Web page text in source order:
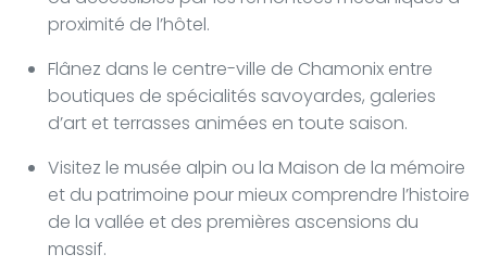
proximité de l’hôtel.
Flânez dans le centre-ville de Chamonix entre
boutiques de spécialités savoyardes, galeries
d’art et terrasses animées en toute saison.
Visitez le musée alpin ou la Maison de la mémoire
et du patrimoine pour mieux comprendre l’histoire
de la vallée et des premières ascensions du
massif.